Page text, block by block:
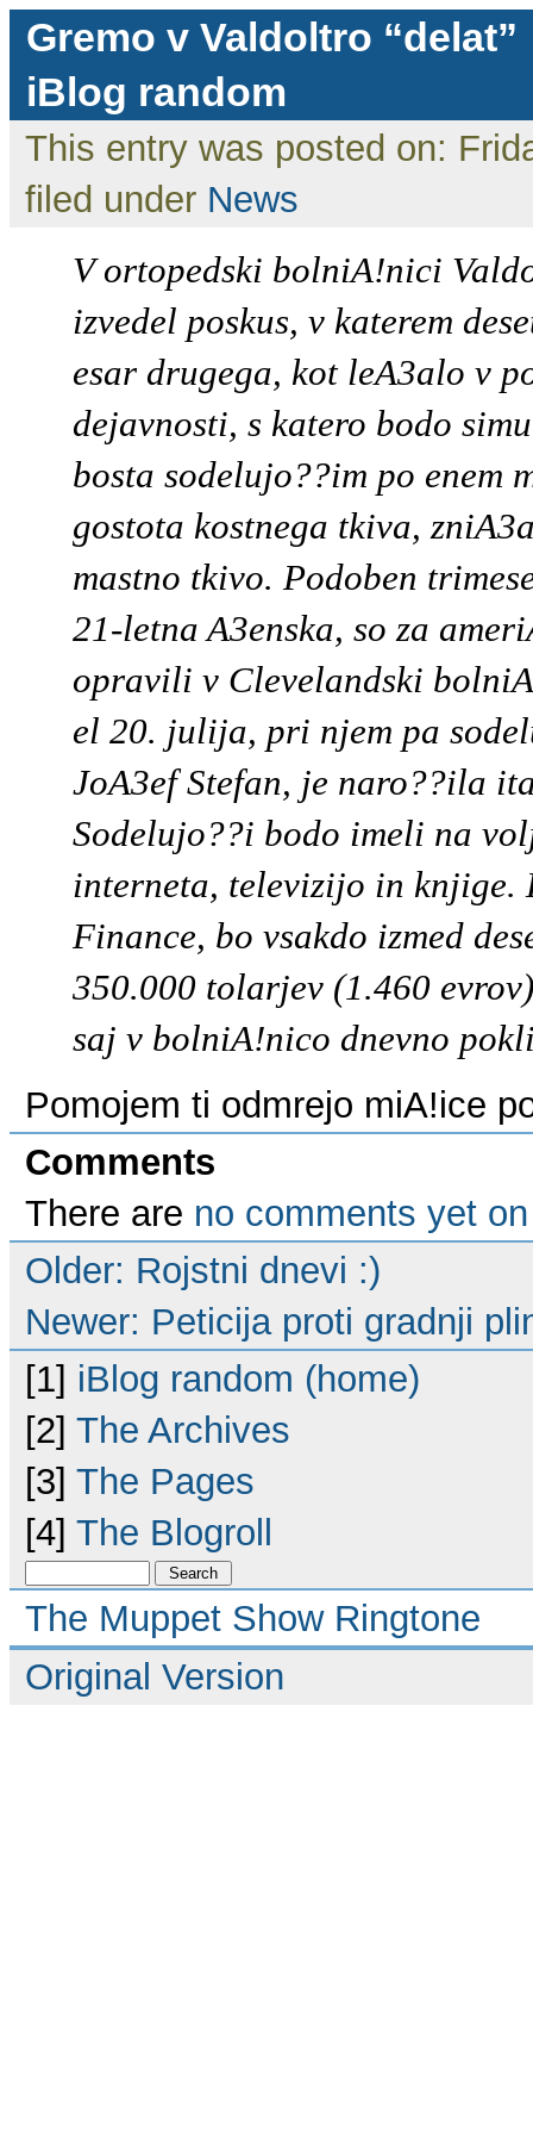
Gremo v Valdoltro “delat”
iBlog random
This entry was posted on:
filed under News
V ortopedski bolniA!nici
izvedel poskus, v katerem
esar drugega, kot leA3alo v
dejavnosti, s katero bodo
bosta sodelujo??im po enem
gostota kostnega tkiva,
mastno tkivo. Podoben
21-letna A3enska, so za
opravili v Clevelandski
el 20. julija, pri njem pa
JoA3ef Stefan, je naro??ila
Sodelujo??i bodo imeli na
interneta, televizijo in knjige.
Finance, bo vsakdo izmed
350.000 tolarjev (1.460
saj v bolniA!nico dnevno
Pomojem ti odmrejo miA!ice
Comments
There are no comments yet
Older: Rojstni dnevi :)
Newer: Peticija proti gradnji
[1] iBlog random (home)
[2] The Archives
[3] The Pages
[4] The Blogroll
The Muppet Show Ringtone
Original Version